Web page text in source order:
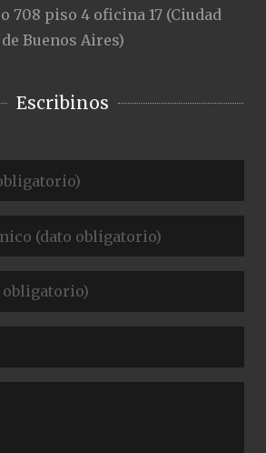
708 piso 4 oficina 17 (Ciudad
Buenos Aires)
Escribinos